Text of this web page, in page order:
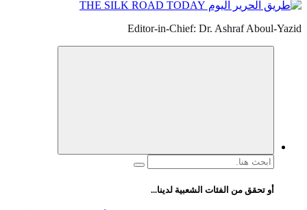
Editor-in-Chief: Dr. Ashraf Aboul-Yazid
البحث
أو تحقق من الفئات الشعبية لدينا...